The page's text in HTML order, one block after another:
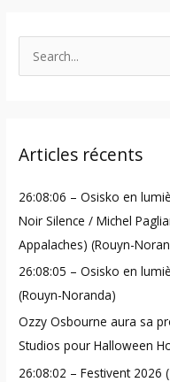
c
f
o
r
:
Articles récents
26:08:06 – Osisko en
Noir Silence / Michel
Appalaches) (Rouyn-
26:08:05 – Osisko en
(Rouyn-Noranda)
Ozzy Osbourne aura sa
Studios pour Halloween
26:08:02 – Festivent 2026